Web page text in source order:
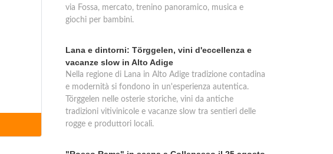
via Fossa, mercato, trenino panoramico, musica e
giochi per bambini.
Lana e dintorni: Törggelen, vini d'eccellenza e
vacanze slow in Alto Adige
Nella regione di Lana in Alto Adige tradizione contadina
e modernità si fondono in un'esperienza autentica.
Törggelen nelle osterie storiche, vini da antiche
tradizioni vitivinicole e vacanze slow tra sentieri delle
rogge e produttori locali.